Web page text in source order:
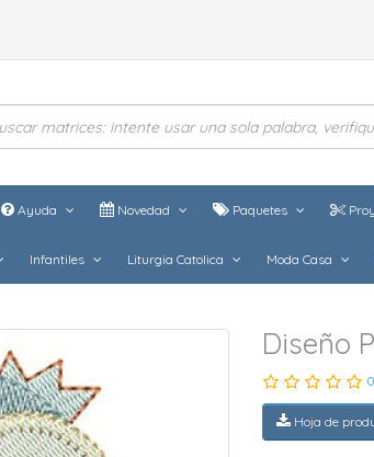
Ayuda Novedad Paquetes
Infantiles Liturgia Catolica Moda Casa
Diseño
Hoja de